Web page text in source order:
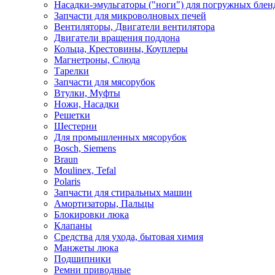
Насадки-эмульгаторы ("ноги") для погружных
Запчасти для микроволновых печей
Вентиляторы, Двигатели вентилятора
Двигатели вращения поддона
Кольца, Крестовины, Коуплеры
Магнетроны, Слюда
Тарелки
Запчасти для мясорубок
Втулки, Муфты
Ножи, Насадки
Решетки
Шестерни
Для промышленных мясорубок
Bosch, Siemens
Braun
Moulinex, Tefal
Polaris
Запчасти для стиральных машин
Амортизаторы, Пальцы
Блокировки люка
Клапаны
Средства для ухода, бытовая химия
Манжеты люка
Подшипники
Ремни приводные